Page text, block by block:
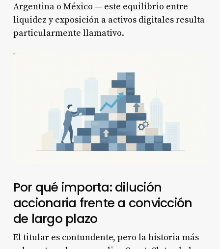
Argentina o México — este equilibrio entre
liquidez y exposición a activos digitales resulta
particularmente llamativo.
Por qué importa: dilución
accionaria frente a convicción
de largo plazo
El titular es contundente, pero la historia más